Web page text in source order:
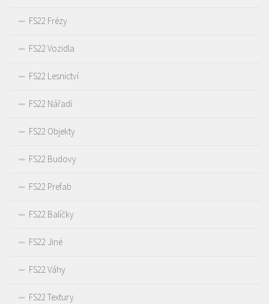
FS22 Frézy
FS22 Vozidla
FS22 Lesnictví
FS22 Nářadí
FS22 Objekty
FS22 Budovy
FS22 Prefab
FS22 Balíčky
FS22 Jiné
FS22 Váhy
FS22 Textury